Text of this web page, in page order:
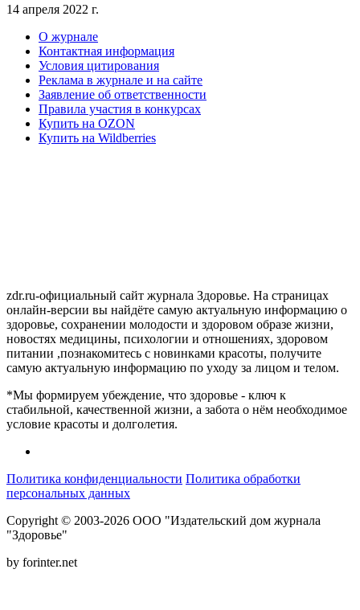
14 апреля 2022 г.
О журнале
Контактная информация
Условия цитирования
Реклама в журнале и на сайте
Заявление об ответственности
Правила участия в конкурсах
Купить на OZON
Купить на Wildberries
zdr.ru-официальный сайт журнала Здоровье. На страницах
онлайн-версии вы найдёте самую актуальную информацию о
здоровье, сохранении молодости и здоровом образе жизни,
новостях медицины, психологии и отношениях, здоровом
питании ,познакомитесь с новинками красоты, получите
самую актуальную информацию по уходу за лицом и телом.
*Мы формируем убеждение, что здоровье - ключ к
стабильной, качественной жизни, а забота о нём необходимое
условие красоты и долголетия.
Политика конфиденциальности Политика обработки
персональных данных
Copyright © 2003-2026 ООО "Издательский дом журнала
"Здоровье"
by forinter.net